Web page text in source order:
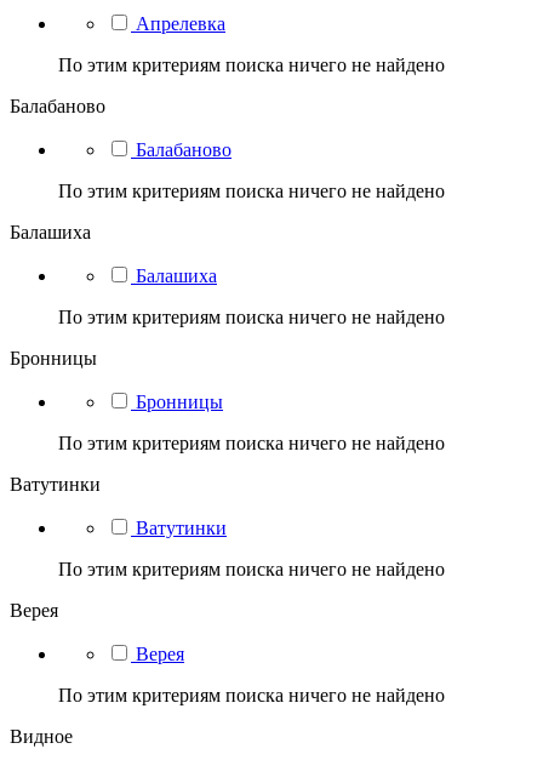
Апрелевка
По этим критериям поиска ничего не найдено
Балабаново
Балабаново
По этим критериям поиска ничего не найдено
Балашиха
Балашиха
По этим критериям поиска ничего не найдено
Бронницы
Бронницы
По этим критериям поиска ничего не найдено
Ватутинки
Ватутинки
По этим критериям поиска ничего не найдено
Верея
Верея
По этим критериям поиска ничего не найдено
Видное